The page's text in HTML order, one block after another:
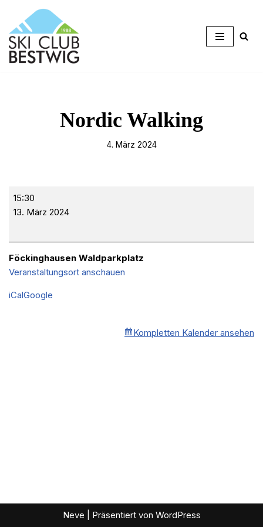
Zum
Inhalt
springen
Nordic Walking
4. März 2024
15:30
13. März 2024
Föckinghausen Waldparkplatz
Veranstaltungsort anschauen
iCalGoogle
Kompletten Kalender ansehen
Neve | Präsentiert von WordPress